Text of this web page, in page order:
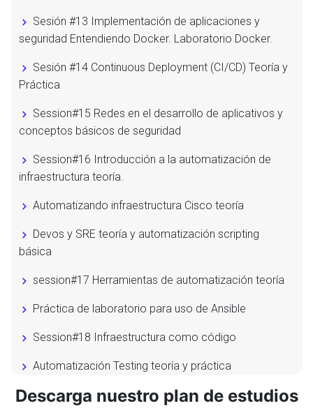
Sesión #13 Implementación de aplicaciones y
seguridad Entendiendo Docker. Laboratorio Docker.
Sesión #14 Continuous Deployment (CI/CD) Teoría y
Práctica
Session#15 Redes en el desarrollo de aplicativos y
conceptos básicos de seguridad
Session#16 Introducción a la automatización de
infraestructura teoría.
Automatizando infraestructura Cisco teoría
Devos y SRE teoría y automatización scripting
básica
session#17 Herramientas de automatización teoría
Práctica de laboratorio para uso de Ansible
Session#18 Infraestructura como código
Automatización Testing teoría y práctica
Session#19 Entendiendo la programabilidad de la red
Descarga nuestro plan de estudios